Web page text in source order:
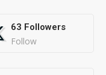
63 Followers
Follow